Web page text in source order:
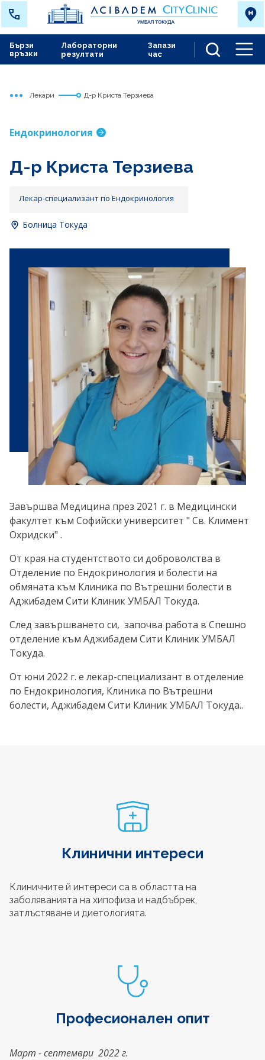
Лабораторни
резултати
Запази
час
Бързи
връзки
Начало
Токуда
Лекари Д-р Криста Терзиева
Ендокринология
Д-р Криста Терзиева
Лекар-специализант по Ендокринология
Болница Токуда
Завършва Медицина през 2021 г. в Медицински
факултет към Софийски университет " Св. Климент
Охридски" .
От края на студентството си доброволства в
Отделение по Ендокринология и болести на
обмяната към Клиника по Вътрешни болести в
Аджибадем Сити Клиник УМБАЛ Токуда.
След завършването си, започва работа в Спешно
отделение към Аджибадем Сити Клиник УМБАЛ
Токуда.
От юни 2022 г. е лекар-специализант в отделение
по Ендокринология, Клиника по Вътрешни
болести, Аджибадем Сити Клиник УМБАЛ Токуда..
Клинични интереси
Клиничните й интереси са в областта на
заболяванията на хипофиза и надбъбрек,
затлъстяване и диетологията.
Професионален опит
Март - септември 2022 г.